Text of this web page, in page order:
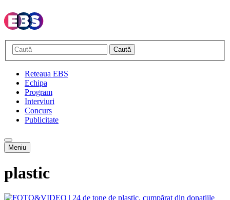
Caută
Reteaua EBS
Echipa
Program
Interviuri
Concurs
Publicitate
Meniu
plastic